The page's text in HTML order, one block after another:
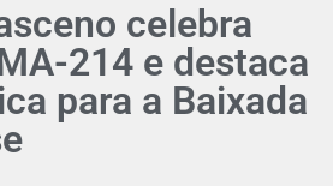
celebra
214 e destaca
para a Baixada